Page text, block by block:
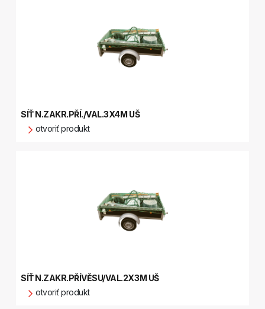
SÍŤ N.ZAKR.PŘÍ./VAL.3X4M UŠ
otvoriť produkt
SÍŤ N.ZAKR.PŘÍVĚSU/VAL.2X3M UŠ
otvoriť produkt